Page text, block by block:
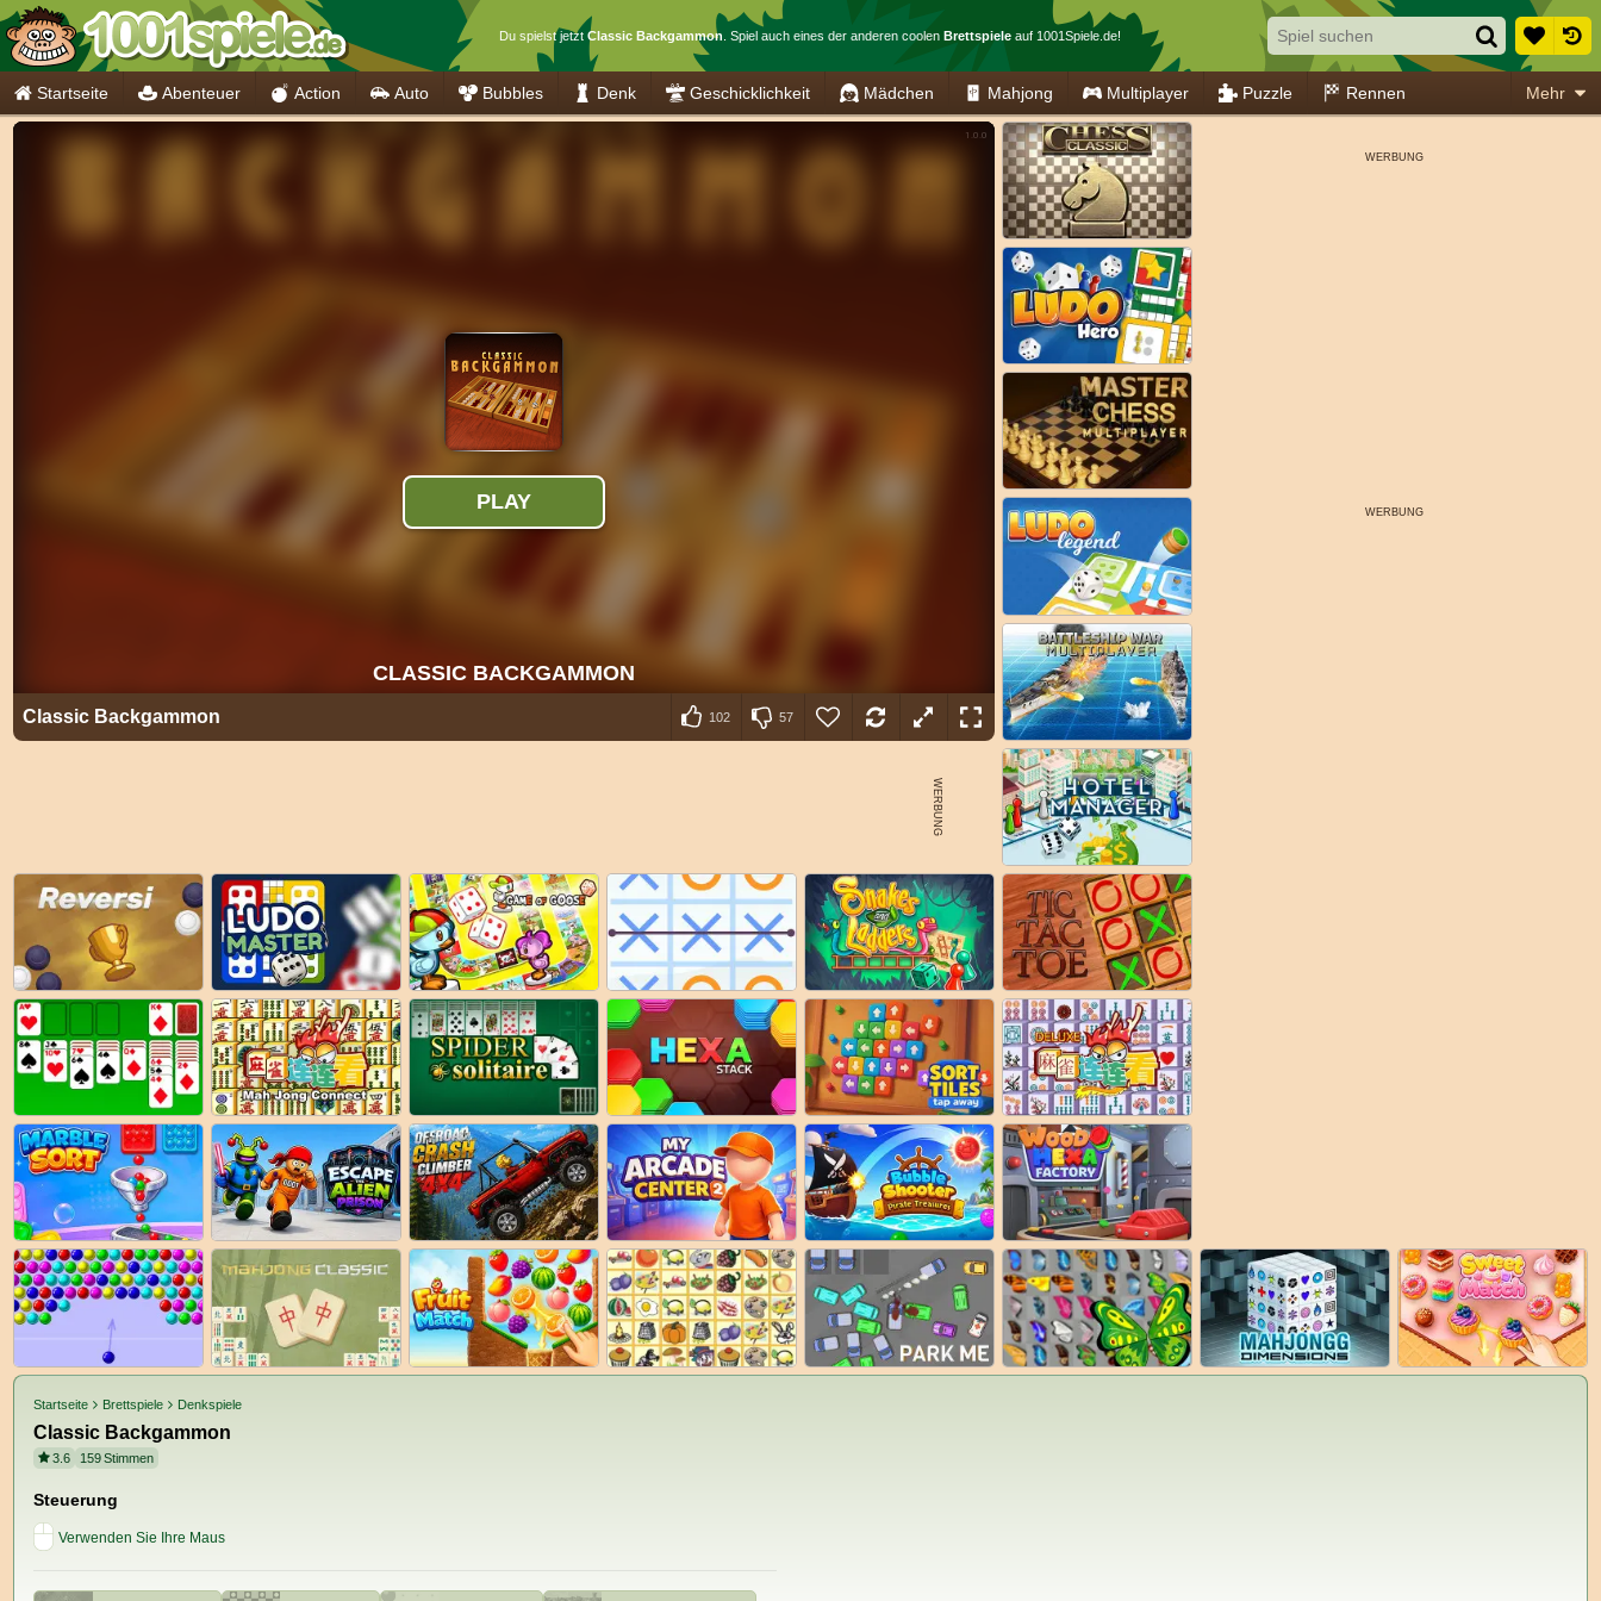
Du spielst jetzt Classic Backgammon . Spiel auch eines der anderen coolen Brettspieleauf 1001Spiele.de!
Startseite Abenteuer Action Auto Bubbles Denk Geschicklichkeit Mädchen Mahjong Multiplayer Puzzle Rennen Mehr
Classic Backgammon 102 57
Startseite Brettspiele Denkspiele
Classic Backgammon
3.6 159Stimmen
Steuerung
Verwenden Sie Ihre Maus